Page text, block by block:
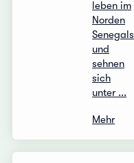
leben im
Norden
Senegals
und
sehnen
sich
unter ...
Mehr